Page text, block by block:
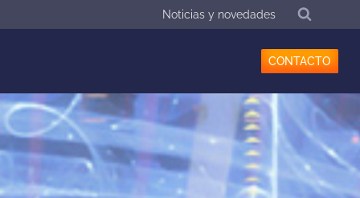
Noticias y novedades
CONTACTO